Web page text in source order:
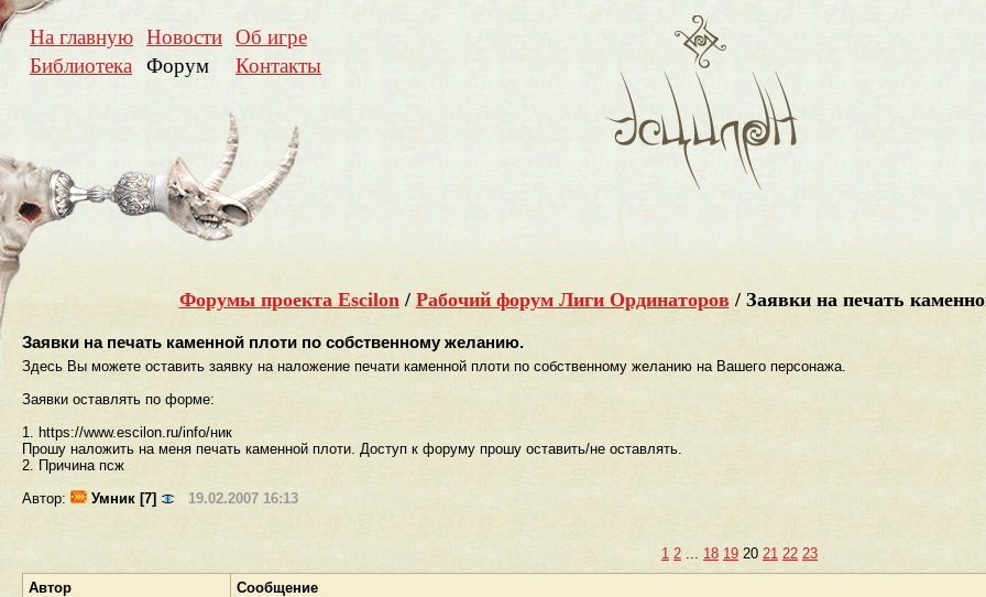
На главную Новости Об игре
Библиотека
Форум Контакты
Форумы проекта Escilon/ Рабочий форум Лиги Ординаторов/ Заявки на печать
Заявки на печать каменной плоти по собственному желанию.
Здесь Вы можете оставить заявку на наложение печати каменной плоти по собственному желанию на Вашего персонажа.
Заявки оставлять по форме:
1. https://www.escilon.ru/info/ник
Прошу наложить на меня печать каменной плоти. Доступ к форуму прошу оставить/не оставлять.
2. Причина псж
Автор:
Умник [7] 19.02.2007 16:13
1 2 ... 18 19 20 21 22 23
Автор
Сообщение